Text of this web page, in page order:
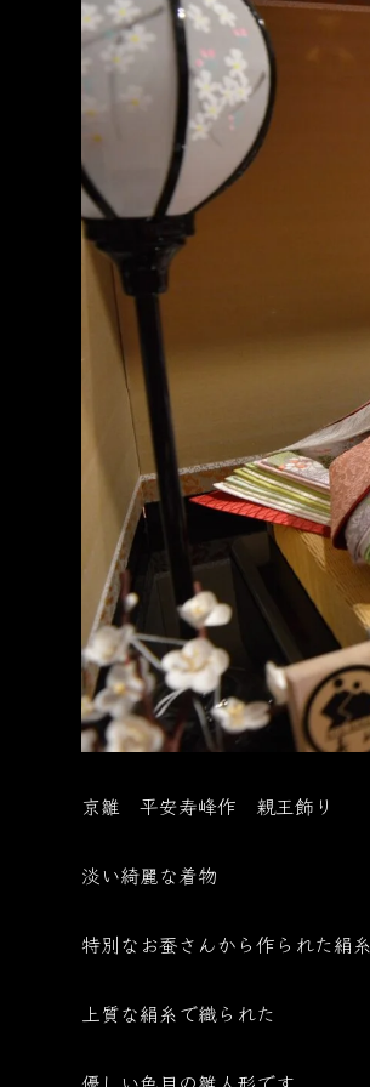
京雛 平安寿峰作 親王飾り
淡い綺麗な着物
特別なお蚕さんから作られた絹糸
上質な絹糸で織られた